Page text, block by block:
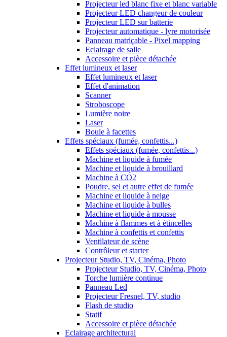
Projecteur led blanc fixe et blanc variable
Projecteur LED changeur de couleur
Projecteur LED sur batterie
Projecteur automatique - lyre motorisée
Panneau matriçable - Pixel mapping
Eclairage de salle
Accessoire et pièce détachée
Effet lumineux et laser
Effet lumineux et laser
Effet d'animation
Scanner
Stroboscope
Lumière noire
Laser
Boule à facettes
Effets spéciaux (fumée, confettis...)
Effets spéciaux (fumée, confettis...)
Machine et liquide à fumée
Machine et liquide à brouillard
Machine à CO2
Poudre, sel et autre effet de fumée
Machine et liquide à neige
Machine et liquide à bulles
Machine et liquide à mousse
Machine à flammes et à étincelles
Machine à confettis et confettis
Ventilateur de scène
Contrôleur et starter
Projecteur Studio, TV, Cinéma, Photo
Projecteur Studio, TV, Cinéma, Photo
Torche lumière continue
Panneau Led
Projecteur Fresnel, TV, studio
Flash de studio
Statif
Accessoire et pièce détachée
Eclairage architectural